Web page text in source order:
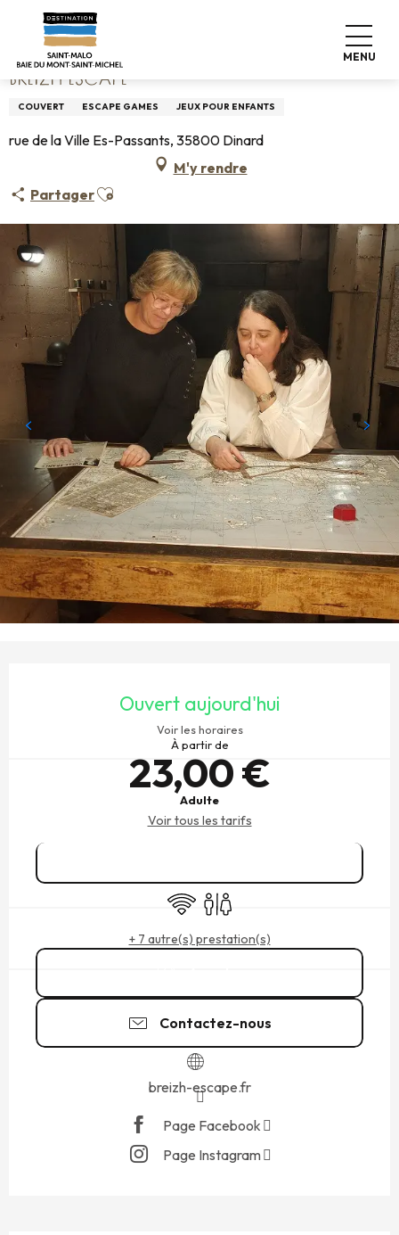
contenu
principal
MENU
Accueil Breizh Escape
BREIZH ESCAPE
COUVERT ESCAPE GAMES JEUX POUR ENFANTS
rue de la Ville Es-Passants, 35800 Dinard
M'y rendre
PartagerAjouter aux favoris
Ouvert aujourd'hui
Voir les horaires
À partir de
23,00 €
Adulte
Voir tous les tarifs
WiFi
Toilettes
+ 7 autre(s) prestation(s)
Contactez-nous
breizh-escape.fr
Page Facebook
Page Instagram